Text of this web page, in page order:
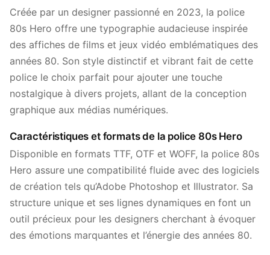
Créée par un designer passionné en 2023, la police
80s Hero offre une typographie audacieuse inspirée
des affiches de films et jeux vidéo emblématiques des
années 80. Son style distinctif et vibrant fait de cette
police le choix parfait pour ajouter une touche
nostalgique à divers projets, allant de la conception
graphique aux médias numériques.
Caractéristiques et formats de la police 80s Hero
Disponible en formats TTF, OTF et WOFF, la police 80s
Hero assure une compatibilité fluide avec des logiciels
de création tels qu’Adobe Photoshop et Illustrator. Sa
structure unique et ses lignes dynamiques en font un
outil précieux pour les designers cherchant à évoquer
des émotions marquantes et l’énergie des années 80.